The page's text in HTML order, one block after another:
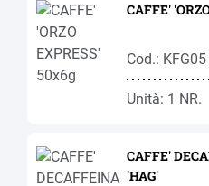
CAFFE'
Cod.: KFG05
Unità: 1 NR.
CAFFE'
'HAG'